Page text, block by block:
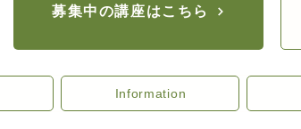
募集中の講座はこちら
Information